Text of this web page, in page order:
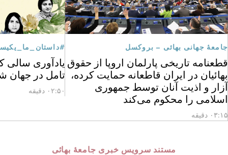
جامعهٔ جهانی بهائی – بروکسل
قطعنامه تاریخی پارلمان اروپا از حقوق
بهائیان در ایران قاطعانه حمایت کرده،
آزار و اذیت آنان توسط جمهوری
اسلامی را محکوم می‌کند
۰۳:۱۵ دقیقه
یادآوری سالی
تامل در جهان
۰۲:۵۰ دقیقه
مستند سرویس خبری جامعهٔ بهائی